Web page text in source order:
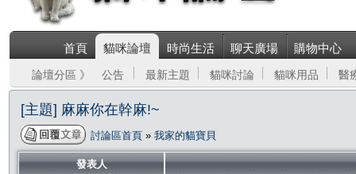
首頁 貓咪論壇 時尚生活 聊天廣場 購物中心
論壇分區 》 公告 最新主題 貓咪討論 貓咪用品 醫
[主題] 麻麻你在幹麻!~
討論區首頁 » 我家的貓寶貝
發表人